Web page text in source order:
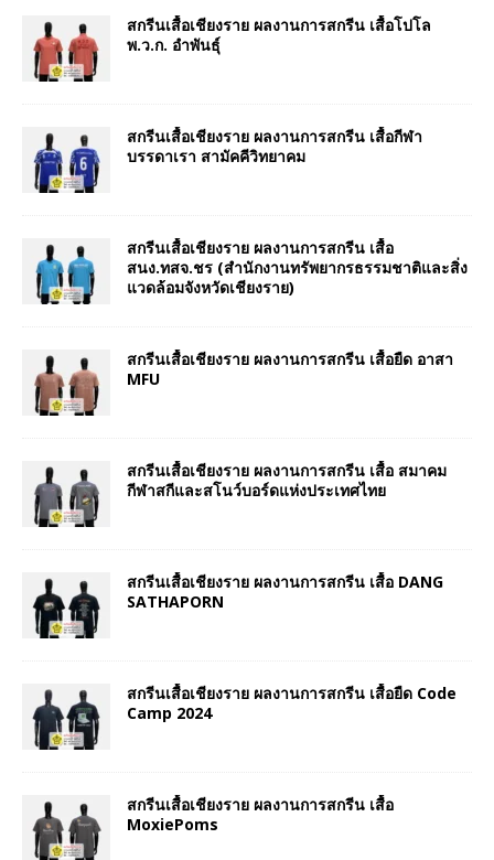
สกรีนเสื้อเชียงราย ผลงานการสกรีน เสื้อโปโล
พ.ว.ก. อำพันธุ์
สกรีนเสื้อเชียงราย ผลงานการสกรีน เสื้อกีฬา
บรรดาเรา สามัคคีวิทยาคม
สกรีนเสื้อเชียงราย ผลงานการสกรีน เสื้อ
สนง.ทสจ.ชร (สำนักงานทรัพยากรธรรมชาติและสิ่ง
แวดล้อมจังหวัดเชียงราย)
สกรีนเสื้อเชียงราย ผลงานการสกรีน เสื้อยืด อาสา
MFU
สกรีนเสื้อเชียงราย ผลงานการสกรีน เสื้อ สมาคม
กีฬาสกีและสโนว์บอร์ดแห่งประเทศไทย
สกรีนเสื้อเชียงราย ผลงานการสกรีน เสื้อ DANG
SATHAPORN
สกรีนเสื้อเชียงราย ผลงานการสกรีน เสื้อยืด Code
Camp 2024
สกรีนเสื้อเชียงราย ผลงานการสกรีน เสื้อ
MoxiePoms